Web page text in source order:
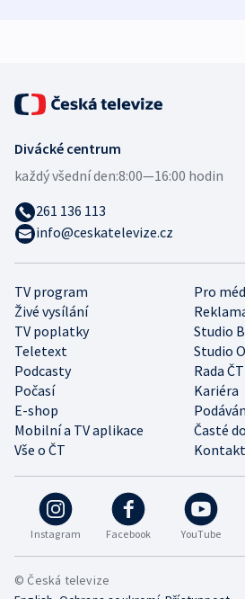
Instagram Facebook YouTube
TV program
Pro
Živé vysílání
TV poplatky
Studio
Teletext
Studio
Podcasty
Rada ČT
Počasí
Kariéra
E-shop
Mobilní a TV aplikace
Časté
Vše o ČT
Divácké centrum
každý všední den:8:00—16:00 hodin
261 136 113
info@ceskatelevize.cz
© Česká televize